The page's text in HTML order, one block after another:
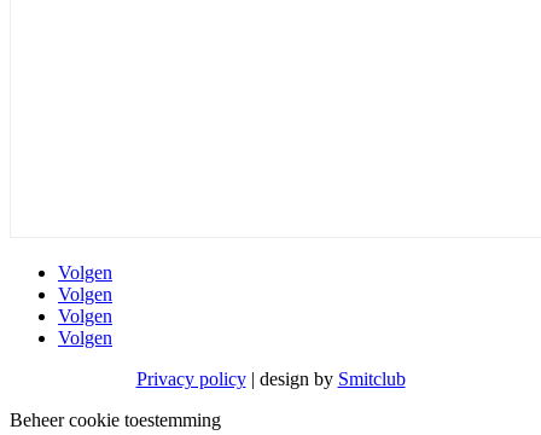
Volgen
Volgen
Volgen
Volgen
Privacy policy| design by Smitclub
Beheer cookie toestemming